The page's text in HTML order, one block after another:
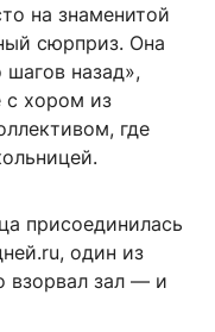
на знаменитой
сюрприз. Она
назад»,
с хором из
где
присоединилась
один из
взорвал зал — и